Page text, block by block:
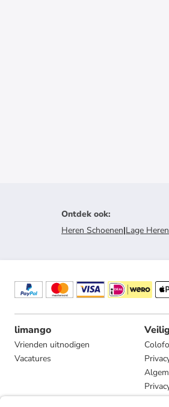
Ontdek ook:
Heren Schoenen|Lage
limango
Vrienden uitnodigen
Vacatures